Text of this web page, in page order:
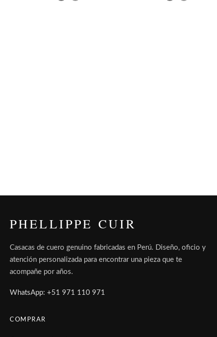
PHELLIPPE CUIR
Casacas de cuero genuino fabricadas en Perú. Diseño, oficio y
atención personalizada para encontrar una pieza que te
acompañe por años.
WhatsApp: +51 971 110 971
COMPRAR